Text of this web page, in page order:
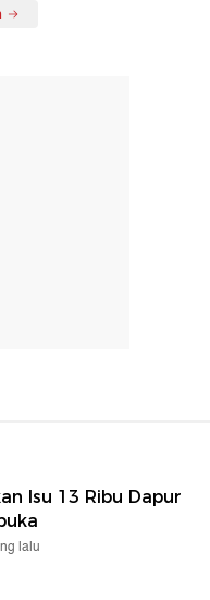
Isu 13 Ribu Dapur
lalu